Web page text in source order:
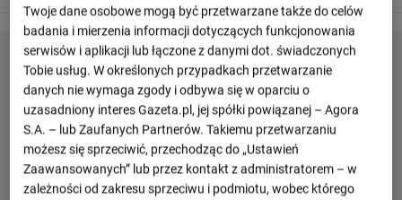
Twoje dane osobowe mogą być przetwarzane także do celów
badania i mierzenia informacji dotyczących funkcjonowania
serwisów i aplikacji lub łączone z danymi dot. świadczonych
Tobie usług. W określonych przypadkach przetwarzanie
danych nie wymaga zgody i odbywa się w oparciu o
uzasadniony interes Gazeta.pl, jej spółki powiązanej – Agora
S.A. – lub Zaufanych Partnerów. Takiemu przetwarzaniu
możesz się sprzeciwić, przechodząc do „Ustawień
Zaawansowanych” lub przez kontakt z administratorem – w
zależności od zakresu sprzeciwu i podmiotu, wobec którego